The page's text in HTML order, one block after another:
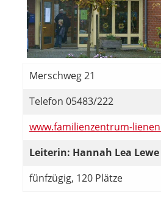
Merschweg 21
Telefon 05483/222
www.familienzentrum-
Leiterin: Hannah Lea Lewe
fünfzügig, 120 Plätze